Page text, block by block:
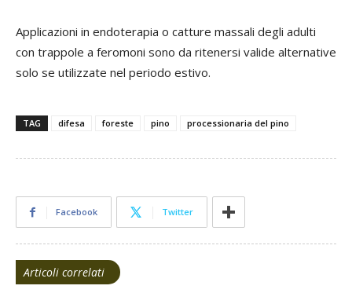
Applicazioni in endoterapia o catture massali degli adulti
con trappole a feromoni sono da ritenersi valide alternative
solo se utilizzate nel periodo estivo.
TAG difesa foreste pino processionaria del pino
Facebook Twitter
Articoli correlati